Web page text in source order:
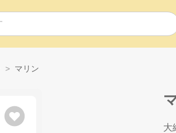
マリン
大